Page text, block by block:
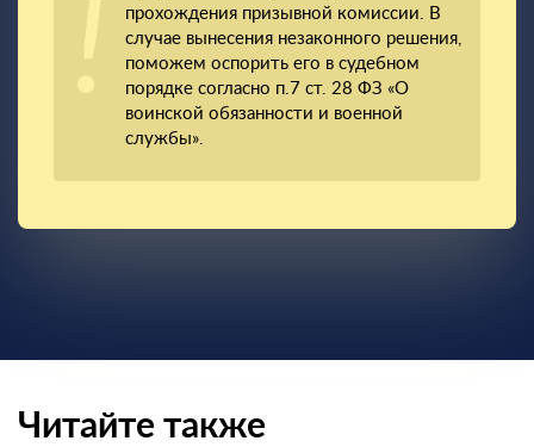
прохождения призывной комиссии. В
случае вынесения незаконного решения,
поможем оспорить его в судебном
порядке согласно п.7 ст. 28 ФЗ «О
воинской обязанности и военной
службы».
Читайте также